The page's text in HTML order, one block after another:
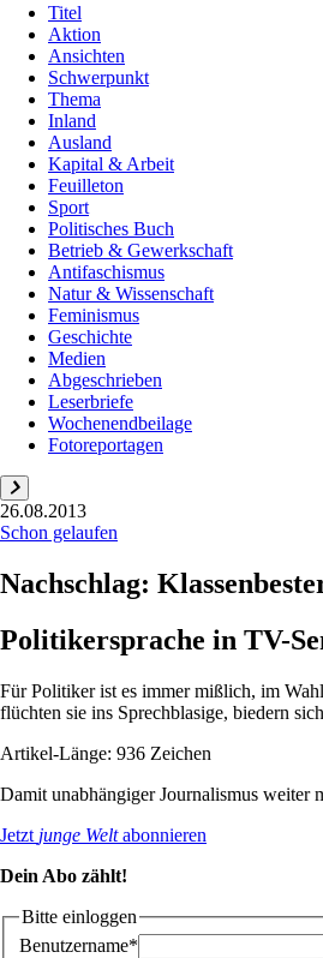
Titel
Aktion
Ansichten
Schwerpunkt
Thema
Inland
Ausland
Kapital & Arbeit
Feuilleton
Sport
Politisches Buch
Betrieb & Gewerkschaft
Antifaschismus
Natur & Wissenschaft
Feminismus
Geschichte
Medien
Abgeschrieben
Leserbriefe
Wochenendbeilage
Fotoreportagen
26.08.2013
Schon gelaufen
Nachschlag:
Politikersprache in TV-
Für Politiker ist es immer mißlich, im
flüchten sie ins Sprechblasige, biedern
Artikel-Länge: 936 Zeichen
Damit unabhängiger Journalismus weiter
Jetzt junge Weltabonnieren
Dein Abo zählt!
Bitte einloggen
Benutzername*